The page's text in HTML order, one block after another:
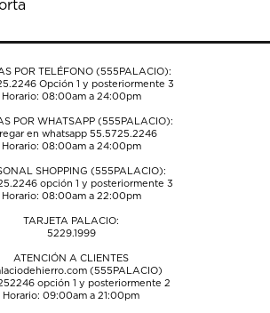
POR TELÉFONO (555PALACIO):
Opción 1 y posteriormente 3
Horario: 08:00am a 24:00pm
POR WHATSAPP (555PALACIO):
en whatsapp 55.5725.2246
Horario: 08:00am a 24:00pm
SHOPPING (555PALACIO):
opción 1 y posteriormente 3
Horario: 08:00am a 22:00pm
TARJETA PALACIO:
5229.1999
ATENCIÓN A CLIENTES
(555PALACIO)
opción 1 y posteriormente 2
Horario: 09:00am a 21:00pm